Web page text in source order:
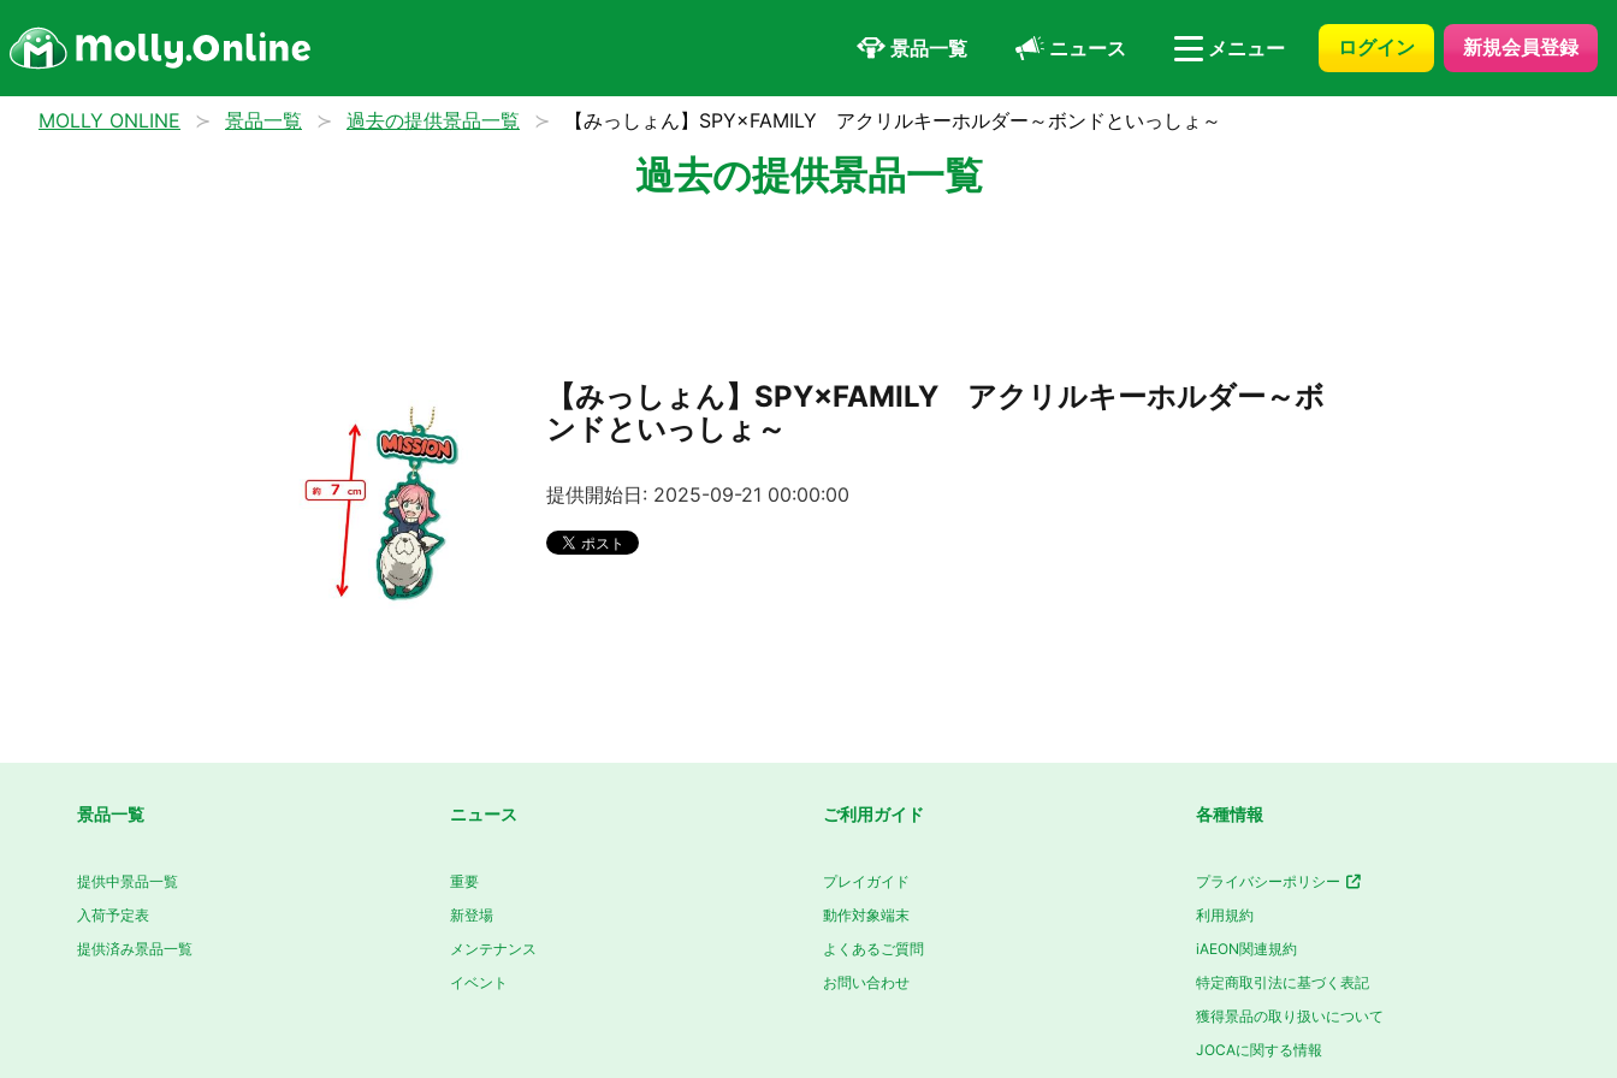
景品一覧 ニュース メニュー ログイン 新規会員登録
MOLLY ONLINE 景品一覧 過去の提供景品一覧 【みっしょん】SPY×FAMILY アクリルキーホルダー～ボンドといっしょ～
過去の提供景品一覧
【みっしょん】SPY×FAMILY アクリルキーホルダー～ボ
ンドといっしょ～
提供開始日: 2025-09-21 00:00:00
景品一覧
提供中景品一覧
入荷予定表
提供済み景品一覧
ニュース
重要
新登場
メンテナンス
イベント
ご利用ガイド
プレイガイド
動作対象端末
よくあるご質問
お問い合わせ
各種情報
プライバシーポリシー
利用規約
iAEON関連規約
特定商取引法に基づく表記
獲得景品の取り扱いについて
JOCAに関する情報